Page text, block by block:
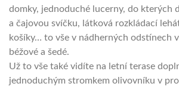
domky, jednoduché lucerny, do kterých
a čajovou svíčku, látková rozkládací
košíky… to vše v nádherných odstínech
béžové a šedé.
Už to vše také vidíte na letní terase
jednoduchým stromkem olivovníku v